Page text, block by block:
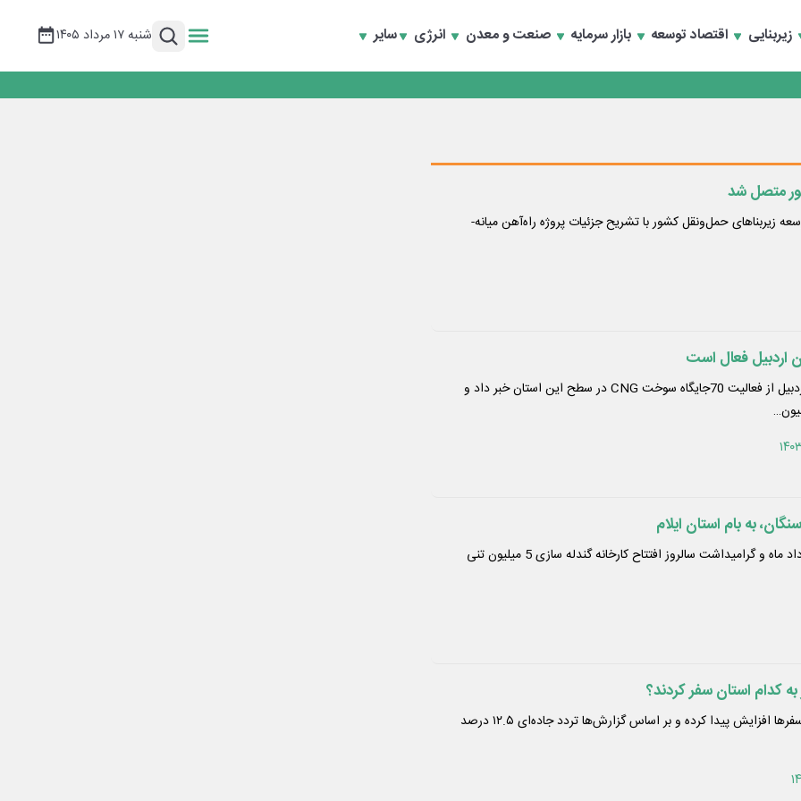
زیربنایی اقتصاد توسعه بازار سرمایه صنعت و معدن انرژی سایر شنبه ۱۷ مرداد ۱۴۰۵
متصل شد
زیربناهای حمل‌ونقل کشور با تشریح جزئیات پروژه راه‌آهن میانه-
مدیرعامل شرکت گاز استان اردبیل از فعالیت 70جایگاه سوخت CNG در سطح این استان خبر داد و
به بام استان ایلام
همزمان با فرارسیدن دهم مرداد ماه و گرامیداشت سالروز افتتاح کارخانه گندله سازی 5 میلیون تنی
کدام استان سفر کردند؟
فاطمی بیان کرد: در مجموع سفرها افزایش پیدا کرده و بر اساس گزارش‌ها تردد جاده‌ای ۱۲.۵ درصد